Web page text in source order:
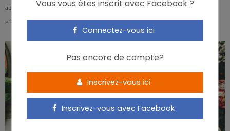
apparei…
0
Vous vous êtes inscrit avec Facebook ?
Connectez-vous ici
Pas encore de compte?
Inscrivez-vous ici
Inscrivez-vous avec Facebook